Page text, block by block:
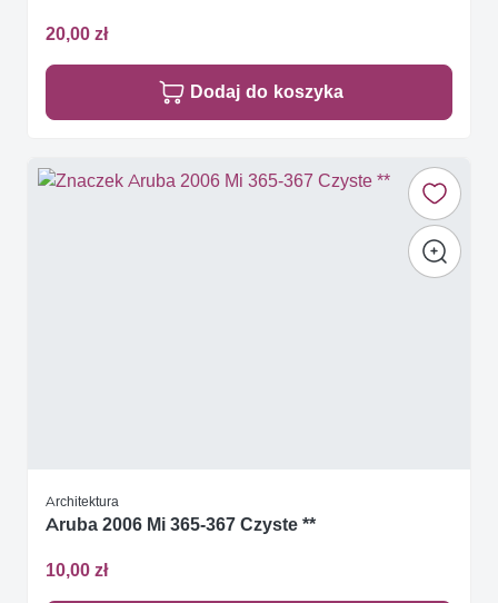
20,00 zł
Dodaj do koszyka
Architektura
Aruba 2006 Mi 365-367 Czyste **
10,00 zł